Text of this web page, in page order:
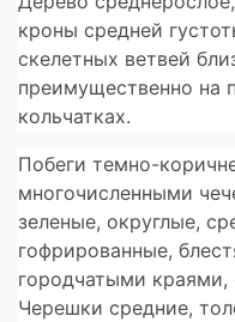
кроны средней
скелетных ветвей
преимущественно на
кольчатках.
Побеги темно-
многочисленными
зеленые, округлые,
гофрированные,
городчатыми краями,
Черешки средние,